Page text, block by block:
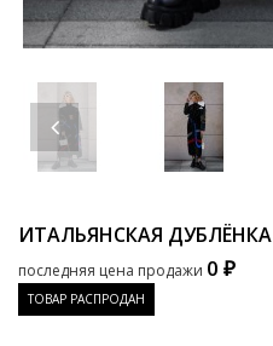
ИТАЛЬЯНСКАЯ ДУБЛЁНКА
последняя цена продажи 0 ₽
ТОВАР РАСПРОДАН